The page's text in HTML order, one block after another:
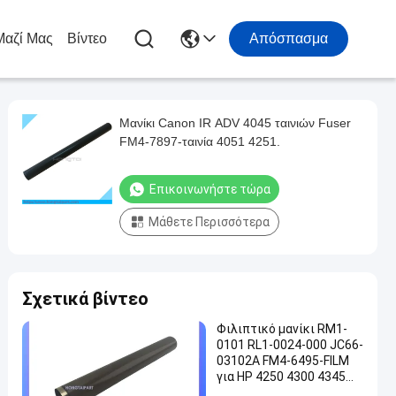
Μας Βίντεο Απόσπασμα
Μανίκι Canon IR ADV 4045 ταινιών Fuser
FM4-7897-ταινία 4051 4251.
Επικοινωνήστε τώρα
Μάθετε Περισσότερα
Σχετικά βίντεο
Φιλιπτικό μανίκι RM1-
0101 RL1-0024-000 JC66-
03102A FM4-6495-FILM
για HP 4250 4300 4345